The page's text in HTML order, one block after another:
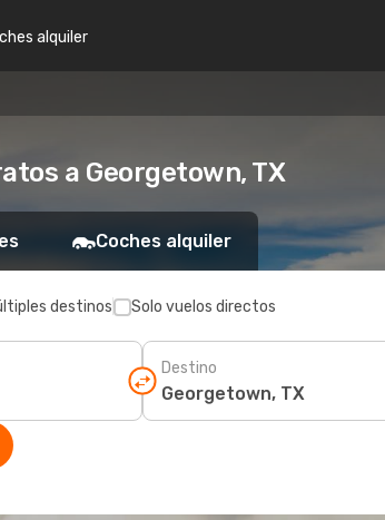
alquiler
a Georgetown, TX
Coches alquiler
destinos Solo vuelos directos
Destino